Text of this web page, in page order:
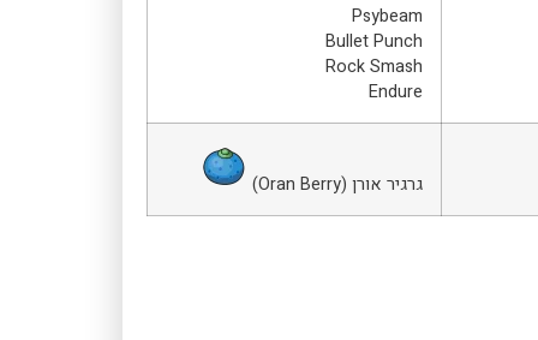
Psybeam
Bullet Punch
Rock Smash
Endure
גרגיר אורן (Oran Berry)